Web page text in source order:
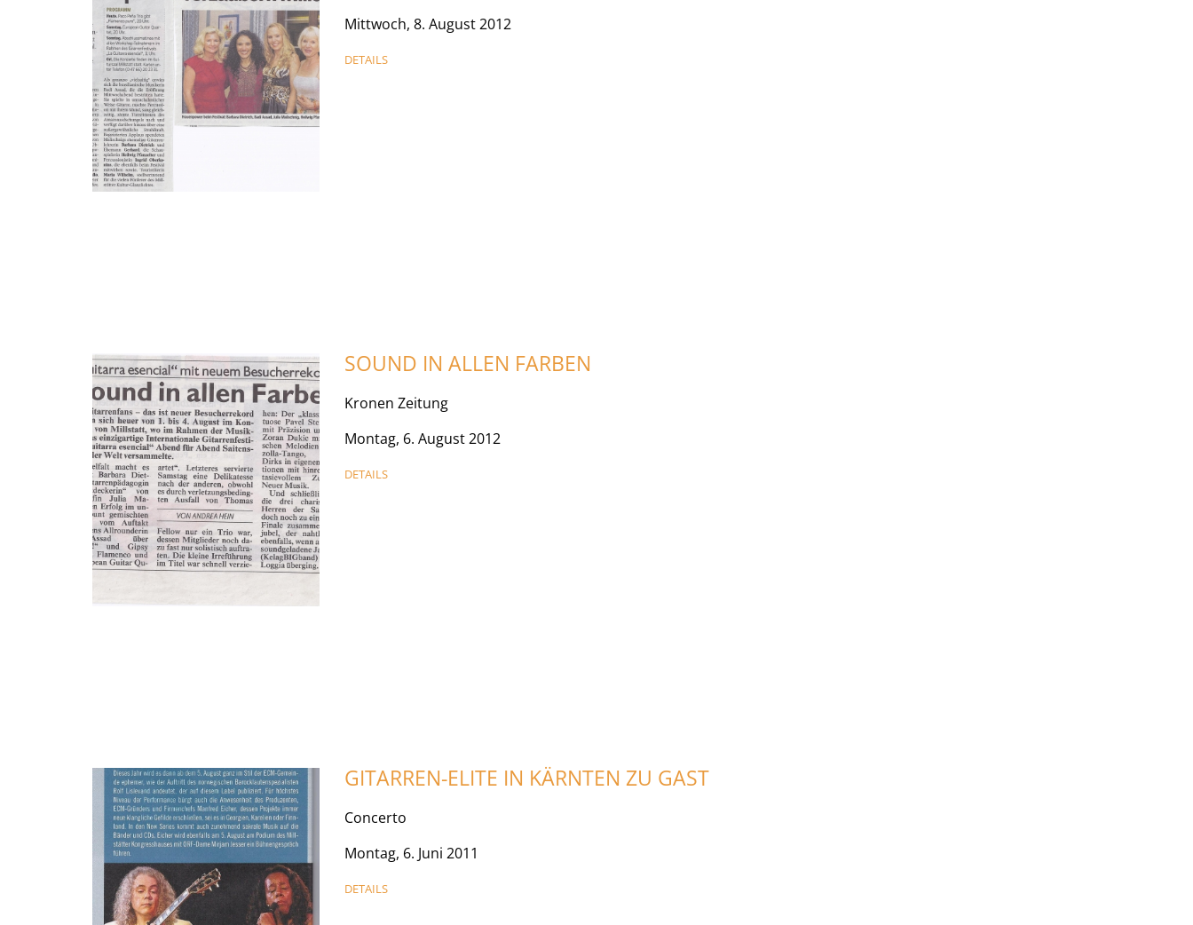
Mittwoch, 8. August 2012
DETAILS
SOUND IN ALLEN FARBEN
Kronen Zeitung
Montag, 6. August 2012
DETAILS
GITARREN-ELITE IN KÄRNTEN ZU GAST
Concerto
Montag, 6. Juni 2011
DETAILS